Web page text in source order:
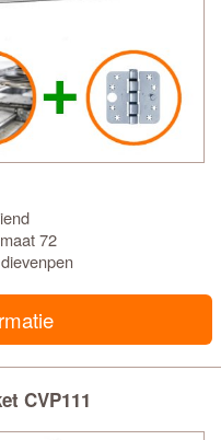
72
CVP111